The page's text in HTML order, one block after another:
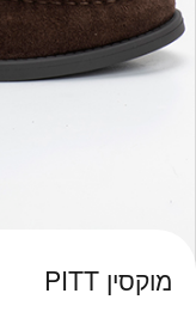
מוקסין PITT